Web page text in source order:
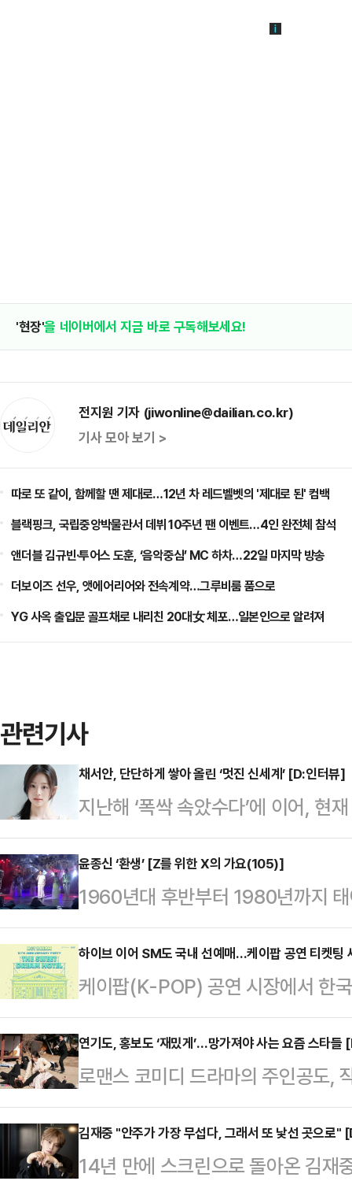
'현장'을 네이버에서 지금 바로 구독해보세요!
전지원 기자 (jiwonline@dailian.co.kr)
기사 모아 보기 >
따로 또 같이, 함께할 땐 제대로…12년 차 레드벨벳의 '제대로 된' 컴백
블랙핑크, 국립중앙박물관서 데뷔 10주년 팬 이벤트…4인 완전체 참석
앤더블 김규빈·투어스 도훈, ‘음악중심’ MC 하차…22일 마지막 방송
더보이즈 선우, 앳에어리어와 전속계약…그루비룸 품으로
YG 사옥 출입문 골프채로 내리친 20대女 체포…일본인으로 알려져
관련기사
채서안, 단단하게 쌓아 올린 ‘멋진 신세계’ [D:인터뷰]
지난해 ‘폭싹 속았수다’에 이어, 현
받으며 ‘기분 좋은’ 시기를 보내고
차분하게 결과를 받아들이고 있다.
를 고민했다는 채서안에게선 흔들
채서안은 SBS 금토드라마 ‘멋진
차세계(허남준 분)의 맞선녀 모태
악녀 영혼이 씌어 ‘악질’해진 무명
이라 불리…
윤종신 ‘환생’ [Z를 위한 X의 가요(105)]
1960년대 후반부터 1980년까지 태
모토인 기존 세대와 달리 ‘소비’를
경제적 풍요 속에서 자라나면서 개
이름처럼 아날로그 시대에 성장해
만큼 수용할 수 있는 문화의 폭도
주역으로 꼽히는데, 이들이 향유했
탕으로 Z세대에게 소개합니다. <
하이브 이어 SM도 국내 선예매…케이팝 공연 티켓팅
케이팝(K-POP) 공연 시장에서 한
내 선예매’가 확산하고 있다. 지난 4월 엔하이픈(ENHYPEN) 서울 공연에서
국내 팬클럽 선예매가 먼저 진행되
브 산하 신인 코르티스(CORTIS)도
여기에 SM엔터테인먼트도 레드
티드림(NCT DREAM) 공연에 국
연 운영 방식으로 번지는 분위기다
연기도, 홍보도 ‘재밌게’…망가져야 사는 요즘 스타들
로맨스 코미디 드라마의 주인공도,
로 이목을 끌고 있다. ‘밈’을 기반
여를 하면서, 이를 ‘영리하게’ 활용
10%의 시청률을 넘기며 사랑을 받
김재중 "안주가 가장 무섭다, 그래서 또 낯선 곳으로"
14년 만에 스크린으로 돌아온 김재